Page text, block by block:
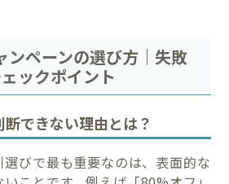
ンペーンの選び方｜失敗
ックポイント
できない理由とは？
びで最も重要なのは、表面的な